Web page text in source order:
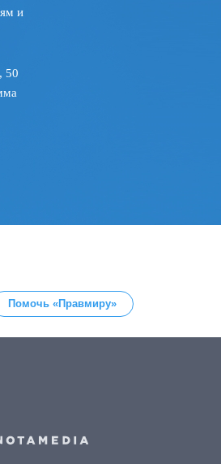
и
50
Помочь «Правмиру»